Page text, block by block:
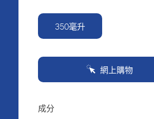
（總
級
顆
Read
66
同
350毫升
網上購物
成分